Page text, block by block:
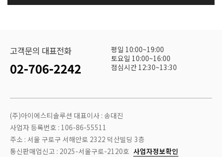
고객문의 대표전화
02-706-2242
평일 10:00~19:00
토요일 10:00~16:00
점심시간 12:30~13:30
(주)아이에스티솔루션 대표이사 : 송대진
사업자 등록번호 : 106-86-55511
주소 : 서울 구로구 서해안로 2322 덕산빌딩 3층
통신판매업신고 : 2025-서울구로-2120호 사업자정보확인